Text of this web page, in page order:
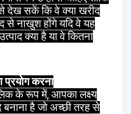
देख सकें कि वे क्या खरीद
से नाखुश होंगे यदि वे यह
क्या है या वे कितना
करना
के रूप में, आपका लक्ष्य
है जो अच्छी तरह से